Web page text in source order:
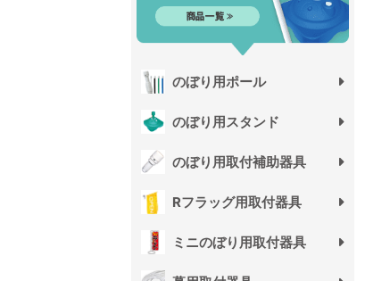
のぼり用ポール
のぼり用スタンド
のぼり用取付補助器具
Rフラッグ用取付器具
ミニのぼり用取付器具